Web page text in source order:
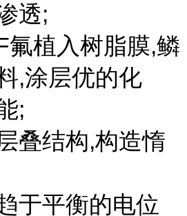
透;
氟植入树脂膜,鳞
,涂层优的化
;
叠结构,构造惰
于平衡的电位